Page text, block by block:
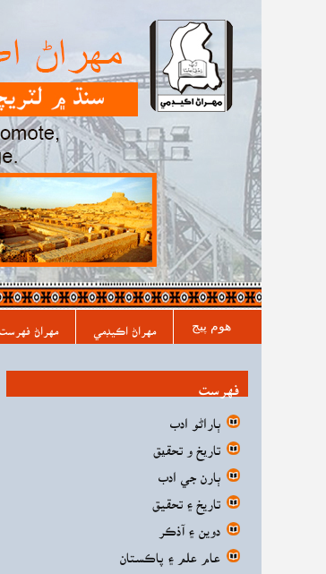
هوم پیج مهراڻ اڪيڊمي مهراڻ فهرست
ٻاراڻو ادب
تاریخ و تحقیق
ٻارن جي ادب
تاريخ ۽ تحقيق
دوين ۽ آذڪر
عام علم ۽ پاڪستان